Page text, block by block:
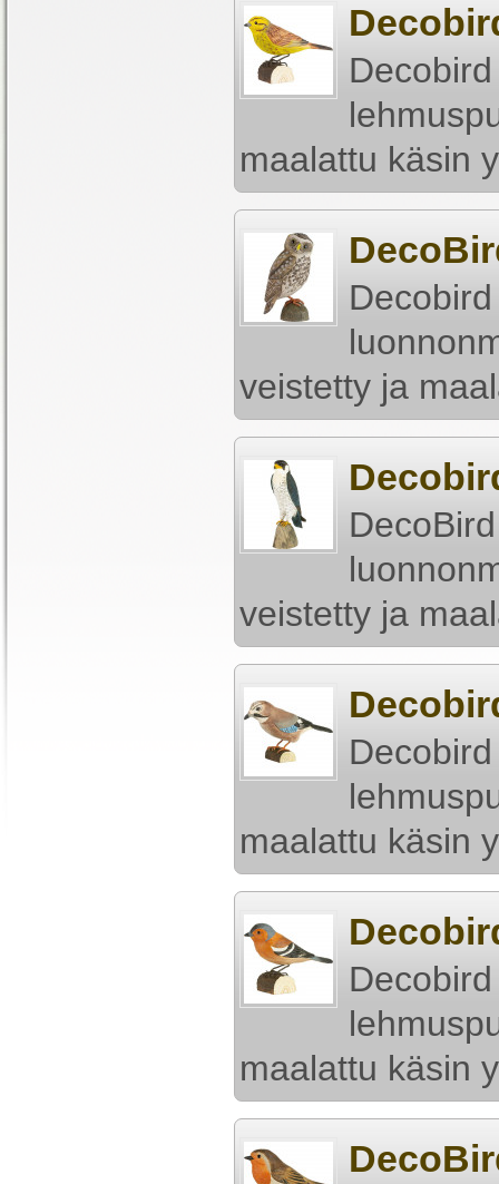
maalattu käsin
veistetty ja
veistetty ja
maalattu käsin
maalattu käsin